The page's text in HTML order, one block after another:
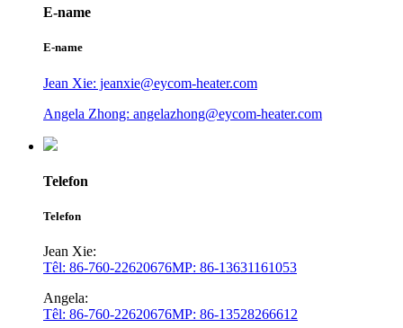
E-name
E-name
Jean Xie: jeanxie@eycom-heater.com
Angela Zhong: angelazhong@eycom-heater.com
Telefon
Telefon
Jean Xie:
Têl: 86-760-22620676MP: 86-13631161053
Angela:
Têl: 86-760-22620676MP: 86-13528266612